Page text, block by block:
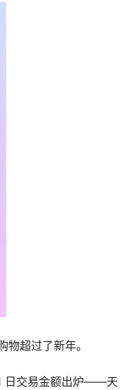
超过了新年。
日交易金额出炉——天